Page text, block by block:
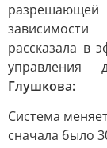
зависимости
рассказала в
Глушкова:
Система
сначала было